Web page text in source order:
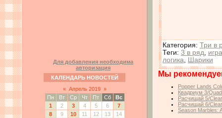
Для добавления необходима
авторизация
КАЛЕНДАРЬ НОВОСТЕЙ
« Апрель 2019 »
Пн
Вт Ср Чт Пт Сб
Вс
1
2 3 4 5 6
7
8
9 10 11 12 13
14
Категория: Три в
Теги: 3 в ряд
игра
логика
Шарики
Мы
Popper Lands
Квадриум 3/
Расчищай 5/
Расчищай 6/
Season Marbles: